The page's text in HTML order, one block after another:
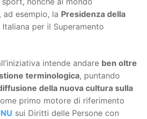
ad esempio, la Presidenza della
Italiana per il Superamento
intende andare ben oltre
terminologica, puntando
della nuova cultura sulla
primo motore di riferimento
sui Diritti delle Persone con